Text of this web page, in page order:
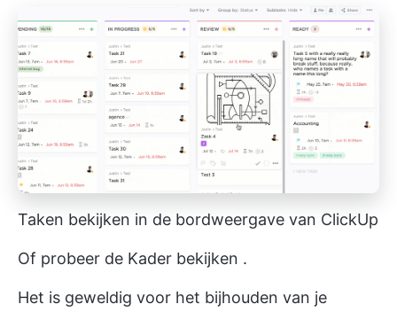
Taken bekijken in de bordweergave van ClickUp
Of probeer de Kader bekijken .
Het is geweldig voor het bijhouden van je